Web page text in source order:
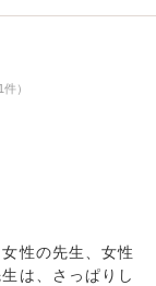
）
性の先生、女性
は、さっぱりし